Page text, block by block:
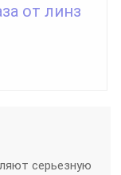
от линз
серьезную